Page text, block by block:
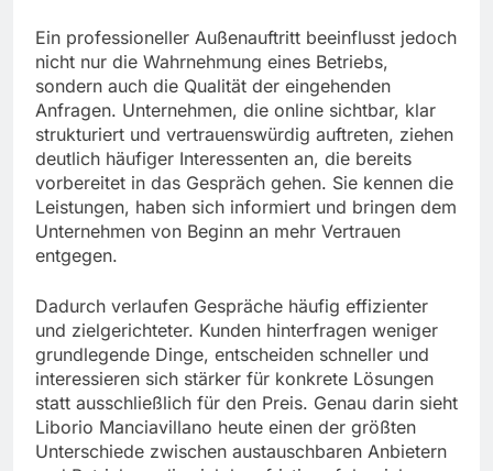
Ein professioneller Außenauftritt beeinflusst jedoch
nicht nur die Wahrnehmung eines Betriebs,
sondern auch die Qualität der eingehenden
Anfragen. Unternehmen, die online sichtbar, klar
strukturiert und vertrauenswürdig auftreten, ziehen
deutlich häufiger Interessenten an, die bereits
vorbereitet in das Gespräch gehen. Sie kennen die
Leistungen, haben sich informiert und bringen dem
Unternehmen von Beginn an mehr Vertrauen
entgegen.
Dadurch verlaufen Gespräche häufig effizienter
und zielgerichteter. Kunden hinterfragen weniger
grundlegende Dinge, entscheiden schneller und
interessieren sich stärker für konkrete Lösungen
statt ausschließlich für den Preis. Genau darin sieht
Liborio Manciavillano heute einen der größten
Unterschiede zwischen austauschbaren Anbietern